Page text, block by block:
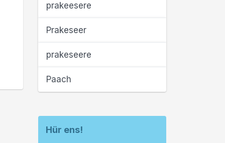
prakeesere
Prakeseer
prakeseere
Paach
Hür ens!